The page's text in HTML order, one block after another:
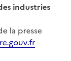
industries
la presse